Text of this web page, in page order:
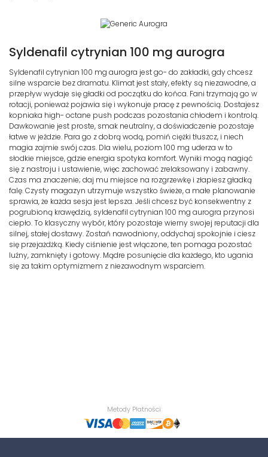
Syldenafil cytrynian 100 mg aurogra
Syldenafil cytrynian 100 mg aurogra jest go- do zakładki, gdy chcesz
silne wsparcie bez dramatu. Klimat jest stały, efekty są niezawodne, a
przepływ wydaje się gładki od początku do końca. Fani trzymają go w
rotacji, ponieważ pojawia się i wykonuje pracę z pewnością. Dostajesz
kopniaka high- octane push podczas pozostania chłodem i kontrolą.
Dawkowanie jest proste, smak neutralny, a doświadczenie pozostaje
łatwe w jeździe. Para go z dobrą wodą, pomiń ciężki tłuszcz, i niech
magia zajmie swój czas. Dla wielu, poziom 100 mg uderza w to
słodkie miejsce, gdzie energia spotyka komfort. Wyniki mogą nagiąć
się z nastroju i ustawienie, więc zachować zrelaksowany i zabawny.
Czas ma znaczenie; daj mu miejsce na rozgrzewkę i złapiesz gładką
falę. Czysty magazyn utrzymuje wszystko świeże, a małe planowanie
sprawia, że każda sesja jest lepsza. Jeśli chcesz być konsekwentny z
pogrubioną krawędzią, syldenafil cytrynian 100 mg aurogra przynosi
ciepło. To klasyczny wybór, który pozostaje wierny swojej reputacji dla
silnej, stałej dostawy. Zostań nawodniony, oddychaj spokojnie i ciesz
się przejażdżką. Kiedy ciśnienie jest włączone, ten pomaga pozostać
luźny, zamknięty i gotowy. Mądre posunięcie dla każdego, kto ugania
się za takim optymizmem z niezawodnym wsparciem.
Metody Płatności